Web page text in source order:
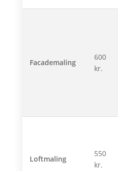
Facademaling
600
kr.
Loftmaling
550
kr.